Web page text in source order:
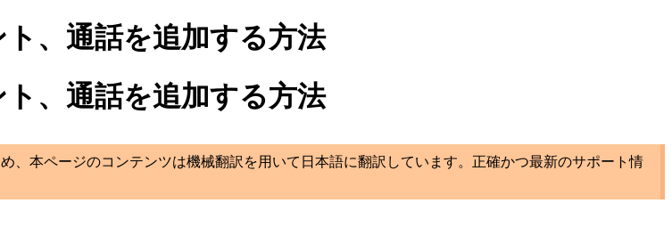
、通話を追加する方法
、通話を追加する方法
、本ページのコンテンツは機械翻訳を用いて日本語に翻訳しています。正確かつ最新のサポート情